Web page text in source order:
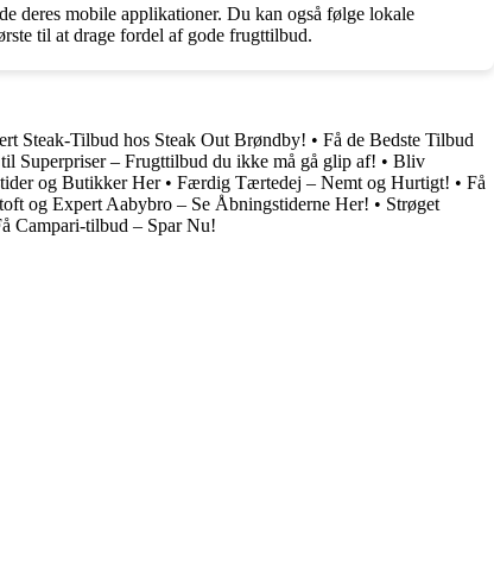
deres mobile applikationer. Du kan også følge lokale
til at drage fordel af gode frugttilbud.
Steak-Tilbud hos Steak Out Brøndby! • Få de Bedste Tilbud
Superpriser – Frugttilbud du ikke må gå glip af! • Bliv
og Butikker Her• Færdig Tærtedej – Nemt og Hurtigt! • Få
og Expert Aabybro – Se Åbningstiderne Her! • Strøget
Campari-tilbud – Spar Nu!